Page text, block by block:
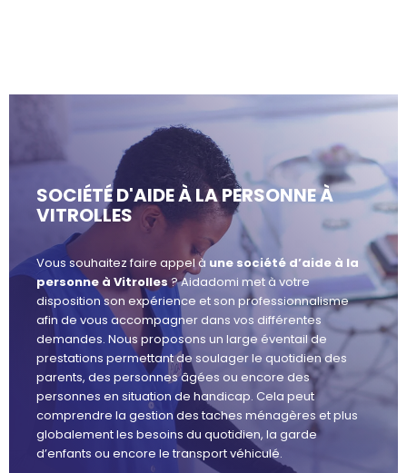
SOCIÉTÉ D'AIDE À LA PERSONNE À
VITROLLES
Vous souhaitez faire appel à une société d’aide à la
personne à Vitrolles? Aidadomi met à votre
disposition son expérience et son professionnalisme
afin de vous accompagner dans vos différentes
demandes. Nous proposons un large éventail de
prestations permettant de soulager le quotidien des
parents, des personnes âgées ou encore des
personnes en situation de handicap. Cela peut
comprendre la gestion des taches ménagères et plus
globalement les besoins du quotidien, la garde
d’enfants ou encore le transport véhiculé.